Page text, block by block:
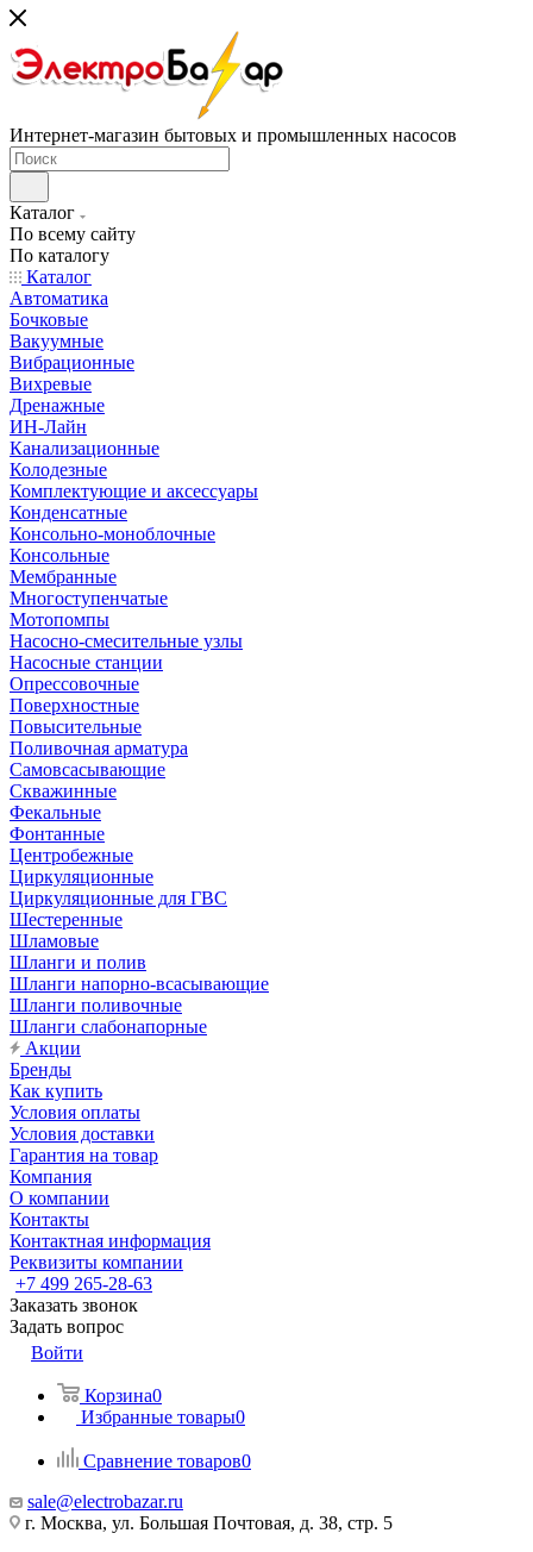
Интернет-магазин бытовых и промышленных насосов
Каталог
По всему сайту
По каталогу
Каталог
Автоматика
Бочковые
Вакуумные
Вибрационные
Вихревые
Дренажные
ИН-Лайн
Канализационные
Колодезные
Комплектующие и аксессуары
Конденсатные
Консольно-моноблочные
Консольные
Мембранные
Многоступенчатые
Мотопомпы
Насосно-смесительные узлы
Насосные станции
Опрессовочные
Поверхностные
Повысительные
Поливочная арматура
Самовсасывающие
Скважинные
Фекальные
Фонтанные
Центробежные
Циркуляционные
Циркуляционные для ГВС
Шестеренные
Шламовые
Шланги и полив
Шланги напорно-всасывающие
Шланги поливочные
Шланги слабонапорные
Акции
Бренды
Как купить
Условия оплаты
Условия доставки
Гарантия на товар
Компания
О компании
Контакты
Контактная информация
Реквизиты компании
+7 499 265-28-63
Заказать звонок
Задать вопрос
Войти
Корзина0
Избранные товары0
Сравнение товаров0
sale@electrobazar.ru
г. Москва, ул. Большая Почтовая, д. 38, стр. 5